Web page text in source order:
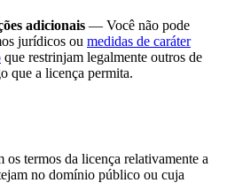
adicionais — Você não pode
jurídicos ou medidas de caráter
que restrinjam legalmente outros de
que a licença permita.
termos da licença relativamente a
no domínio público ou cuja